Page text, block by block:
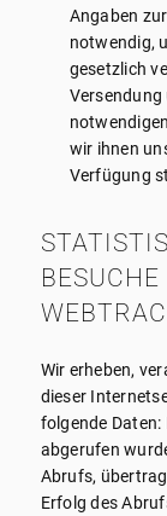
Angaben
notwendig,
gesetzlich
Versendung
wir ihnen
Verfügung
Wir erheben,
dieser
folgende Daten:
abgerufen
Abrufs,
Erfolg des